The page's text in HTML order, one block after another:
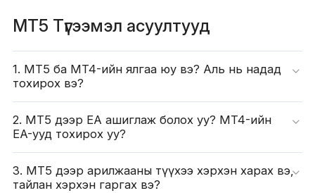
MT5 Түгээмэл асуултууд
1. MT5 ба MT4-ийн ялгаа юу вэ? Аль нь надад
тохирох вэ?
2. MT5 дээр EA ашиглаж болох уу? MT4-ийн
EA-ууд тохирох уу?
3. MT5 дээр арилжааны түүхээ хэрхэн харах вэ,
тайлан хэрхэн гаргах вэ?